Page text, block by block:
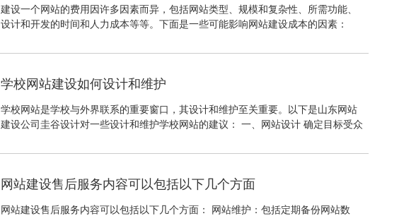
建设一个网站的费用因许多因素而异，包括网站类型、规模和复杂性、所需功能、
设计和开发的时间和人力成本等等。下面是一些可能影响网站建设成本的因素：
学校网站建设如何设计和维护
学校网站是学校与外界联系的重要窗口，其设计和维护至关重要。以下是山东网站
建设公司圭谷设计对一些设计和维护学校网站的建议： 一、网站设计 确定目标受众
晰的信息结构，以便用户可以快速找到所需信息。
网站建设售后服务内容可以包括以下几个方面
网站建设售后服务内容可以包括以下几个方面： 网站维护：包括定期备份网站数